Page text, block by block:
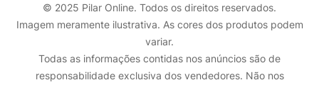
© 2025 Pilar Online. Todos os direitos reservados.
Imagem meramente ilustrativa. As cores dos produtos podem
variar.
Todas as informações contidas nos anúncios são de
responsabilidade exclusiva dos vendedores. Não nos